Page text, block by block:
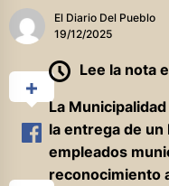
El Diario Del Pueblo
19/12/2025
Lee la nota
La
la entrega de
empleados
reconocimiento